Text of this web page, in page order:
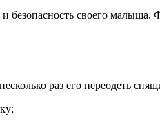
безопасность своего малыша.
раз его переодеть